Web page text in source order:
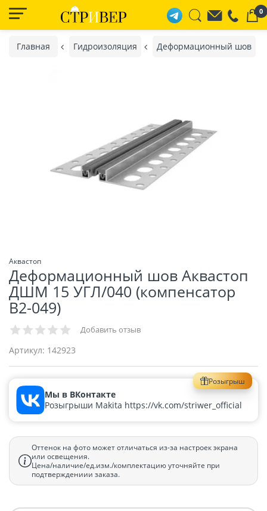
0
Главная Гидроизоляция Деформационный шов
Аквастоп
Деформационный шов Аквастоп
ДШМ 15 УГЛ/040 (компенсатор
В2-049)
Добавить отзыв
Артикул: 142923
Розыгрыш
Мы в ВКонтакте
Розыгрыши Makita https://vk.com/striwer_official
Оттенок на фото может отличаться из-за настроек экрана
или освещения.
Цена/наличие/ед.изм./комплектацию уточняйте при
подтверждениии заказа.